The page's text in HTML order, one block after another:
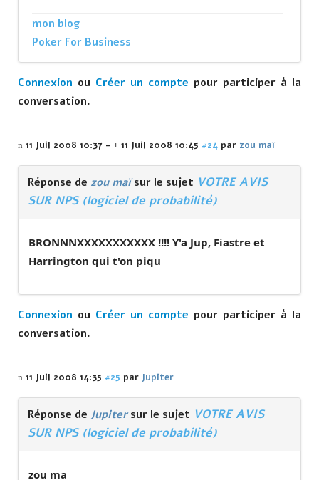
mon blog
Poker For Business
Connexion ou Créer un compte pour participer à la
conversation.
11 Juil 2008 10:37 - 11 Juil 2008 10:45 #24 par zou maï
Réponse de zou maïsur le sujet VOTRE AVIS
SUR NPS (logiciel de probabilité)
BRONNNXXXXXXXXXXX !!!! Y'a Jup, Fiastre et
Harrington qui t'on piqu
Connexion ou Créer un compte pour participer à la
conversation.
11 Juil 2008 14:35 #25 par Jupiter
Réponse de Jupitersur le sujet VOTRE AVIS
SUR NPS (logiciel de probabilité)
zou ma